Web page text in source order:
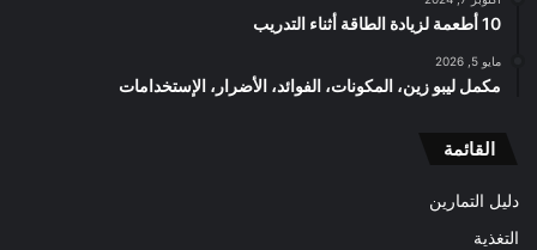
10 أطعمة لزيادة الطاقة أثناء التدريب
مايو 5, 2026
مكمل ليبو زين، المكونات، الفوائد، الأضرار، الإستخدامات
القائمة
دليل التمارين
التغذية